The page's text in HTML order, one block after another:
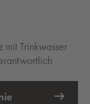
Trinkwasser